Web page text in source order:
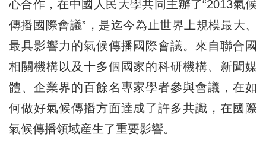
心合作，在中國人民大學共同主辦了“2013氣候
傳播國際會議”，是迄今為止世界上規模最大、
最具影響力的氣候傳播國際會議。來自聯合國
相關機構以及十多個國家的科研機構、新聞媒
體、企業界的百餘名專家學者參與會議，在如
何做好氣候傳播方面達成了許多共識，在國際
氣候傳播領域産生了重要影響。